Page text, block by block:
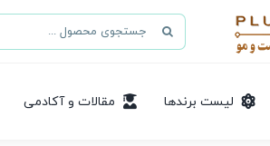
جستجو
برای:
لیست برندها مقالات و آکادمی